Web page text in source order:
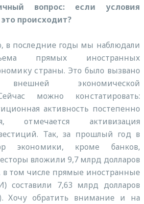
вопрос: если условия
происходит?
в последние годы мы наблюдали
прямых иностранных
страны. Это было вызвано
внешней экономической
можно констатировать:
активность постепенно
отмечается активизация
Так, за прошлый год в
экономики, кроме банков,
вложили 9,7 млрд долларов
в том числе прямые иностранные
составили 7,63 млрд долларов
Хочу обратить внимание и на